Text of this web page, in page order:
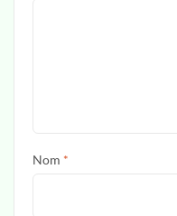
Nom *